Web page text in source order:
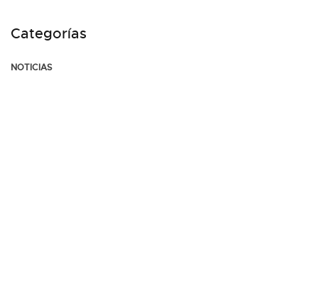
Categorías
NOTICIAS